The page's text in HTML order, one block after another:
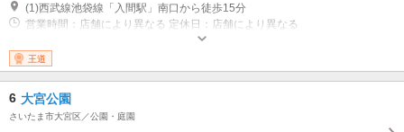
(1)西武線池袋線「入間駅」南口から徒歩15分
営業時間：店舗により異なる 定休日：店舗により異なる
王道
6 大宮公園
さいたま市大宮区／公園・庭園